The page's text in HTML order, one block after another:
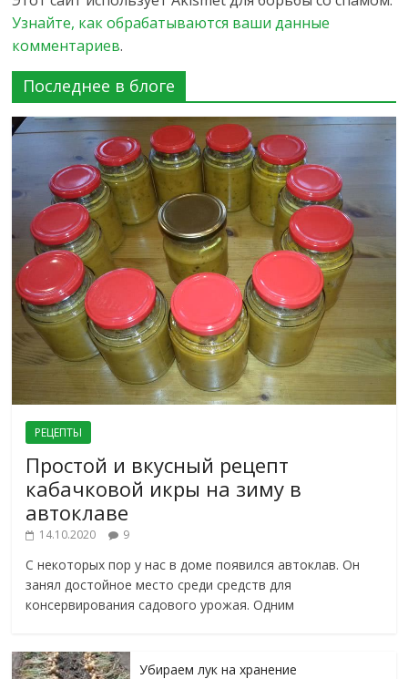
Узнайте, как обрабатываются ваши данные
комментариев.
Последнее в блоге
РЕЦЕПТЫ
Простой и вкусный рецепт
кабачковой икры на зиму в
автоклаве
14.10.2020 9
С некоторых пор у нас в доме появился автоклав. Он
занял достойное место среди средств для
консервирования садового урожая. Одним
Убираем лук на хранение